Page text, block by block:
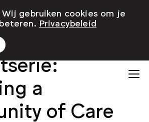
a
of Care
gebruiken cookies om je
Privacybeleid